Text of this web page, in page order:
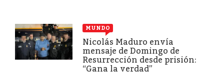
MUNDO
Nicolás Maduro envía
mensaje de Domingo de
Resurrección desde prisión:
“Gana la verdad”